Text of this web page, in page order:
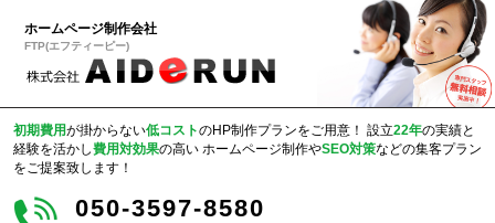
ホームページ制作会社
FTP(エフティーピー)
初期費用が掛からない低コストのHP制作プランをご用意！ 設立22年の実績と
経験を活かし費用対効果の高い ホームページ制作やSEO対策などの集客プラン
をご提案致します！
050-3597-8580